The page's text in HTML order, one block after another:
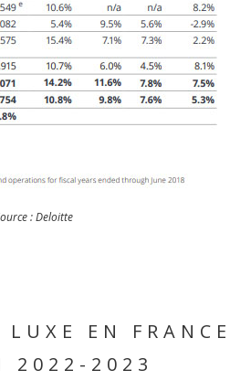
: Deloitte
EN FRANCE
2022-2023